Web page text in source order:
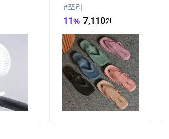
#쪼리
11% 7,110원